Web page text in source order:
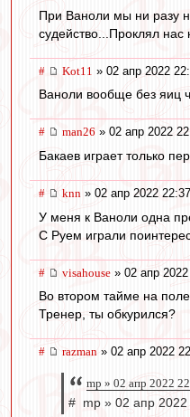
При Ваноли мы ни разу
судейство...Проклял нас
# Kot11 » 02 апр 2022
Ваноли вообще без яиц
# man26 » 02 апр 2022
Бакаев играет только
# knn » 02 апр 2022 22:37
У меня к Ваноли одна
С Руем играли
# visahouse » 02 апр
Во втором тайме на
Тренер, ты обкурился?
# razman » 02 апр 2022
mp » 02 апр 2022
# mp » 02 апр 2022